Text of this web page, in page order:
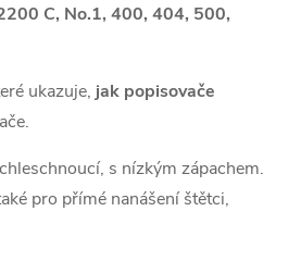
C, No.1, 400, 404, 500,
ukazuje, jak popisovače
s nízkým zápachem.
pro přímé nanášení štětci,